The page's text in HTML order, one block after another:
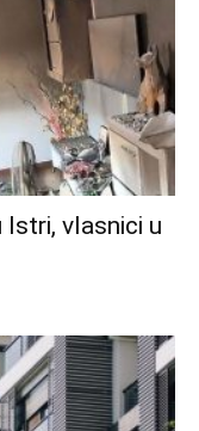
vlasnici u